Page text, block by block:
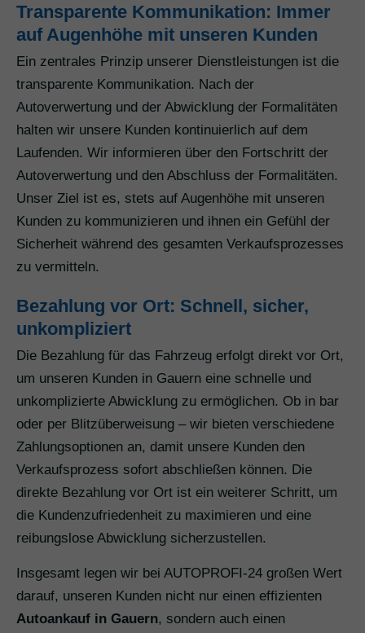
Transparente Kommunikation: Immer
auf Augenhöhe mit unseren Kunden
Ein zentrales Prinzip unserer Dienstleistungen ist die
transparente Kommunikation. Nach der
Autoverwertung und der Abwicklung der Formalitäten
halten wir unsere Kunden kontinuierlich auf dem
Laufenden. Wir informieren über den Fortschritt der
Autoverwertung und den Abschluss der Formalitäten.
Unser Ziel ist es, stets auf Augenhöhe mit unseren
Kunden zu kommunizieren und ihnen ein Gefühl der
Sicherheit während des gesamten Verkaufsprozesses
zu vermitteln.
Bezahlung vor Ort: Schnell, sicher,
unkompliziert
Die Bezahlung für das Fahrzeug erfolgt direkt vor Ort,
um unseren Kunden in Gauern eine schnelle und
unkomplizierte Abwicklung zu ermöglichen. Ob in bar
oder per Blitzüberweisung – wir bieten verschiedene
Zahlungsoptionen an, damit unsere Kunden den
Verkaufsprozess sofort abschließen können. Die
direkte Bezahlung vor Ort ist ein weiterer Schritt, um
die Kundenzufriedenheit zu maximieren und eine
reibungslose Abwicklung sicherzustellen.
Insgesamt legen wir bei AUTOPROFI-24 großen Wert
darauf, unseren Kunden nicht nur einen effizienten
Autoankauf in Gauern, sondern auch einen